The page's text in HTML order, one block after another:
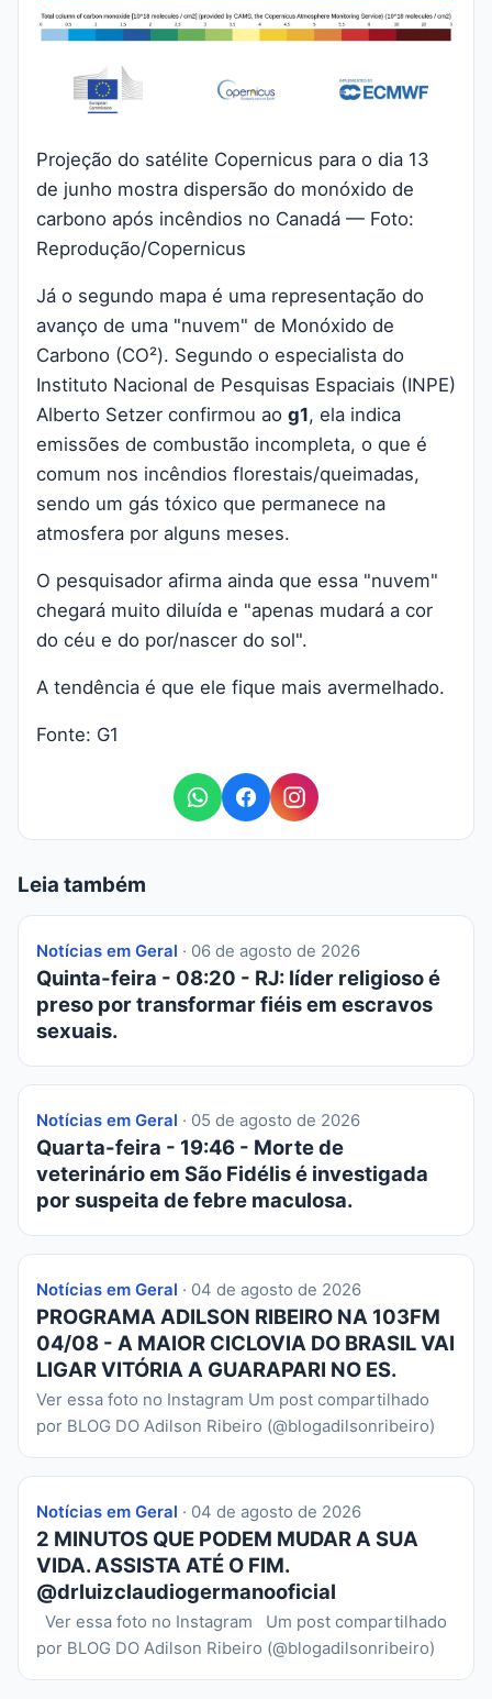
Projeção do satélite Copernicus para o dia 13
de junho mostra dispersão do monóxido de
carbono após incêndios no Canadá — Foto:
Reprodução/Copernicus
Já o segundo mapa é uma representação do
avanço de uma "nuvem" de Monóxido de
Carbono (CO²). Segundo o especialista do
Instituto Nacional de Pesquisas Espaciais (INPE)
Alberto Setzer confirmou ao g1, ela indica
emissões de combustão incompleta, o que é
comum nos incêndios florestais/queimadas,
sendo um gás tóxico que permanece na
atmosfera por alguns meses.
O pesquisador afirma ainda que essa "nuvem"
chegará muito diluída e "apenas mudará a cor
do céu e do por/nascer do sol".
A tendência é que ele fique mais avermelhado.
Fonte: G1
Leia também
Notícias em Geral · 06 de agosto de 2026
Quinta-feira - 08:20 - RJ: líder religioso é
preso por transformar fiéis em escravos
sexuais.
Notícias em Geral · 05 de agosto de 2026
Quarta-feira - 19:46 - Morte de
veterinário em São Fidélis é investigada
por suspeita de febre maculosa.
Notícias em Geral · 04 de agosto de 2026
PROGRAMA ADILSON RIBEIRO NA 103FM
04/08 - A MAIOR CICLOVIA DO BRASIL VAI
LIGAR VITÓRIA A GUARAPARI NO ES.
Ver essa foto no Instagram Um post compartilhado
por BLOG DO Adilson Ribeiro (@blogadilsonribeiro)
Notícias em Geral · 04 de agosto de 2026
2 MINUTOS QUE PODEM MUDAR A SUA
VIDA. ASSISTA ATÉ O FIM.
@drluizclaudiogermanooficial
Ver essa foto no Instagram Um post compartilhado
por BLOG DO Adilson Ribeiro (@blogadilsonribeiro)